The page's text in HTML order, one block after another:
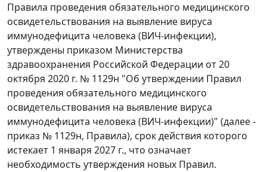
Правила проведения обязательного медицинского
освидетельствования на выявление вируса
иммунодефицита человека (ВИЧ-инфекции),
утверждены приказом Министерства
здравоохранения Российской Федерации от 20
октября 2020 г. № 1129н "Об утверждении Правил
проведения обязательного медицинского
освидетельствования на выявление вируса
иммунодефицита человека (ВИЧ-инфекции)" (далее -
приказ № 1129н, Правила), срок действия которого
истекает 1 января 2027 г., что означает
необходимость утверждения новых Правил.